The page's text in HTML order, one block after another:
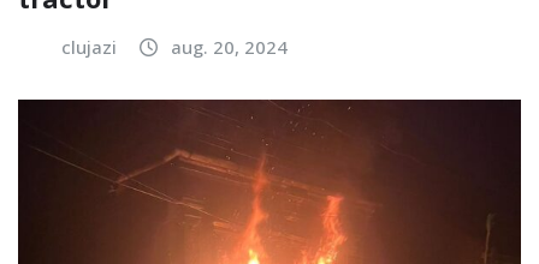
clujazi aug. 20, 2024